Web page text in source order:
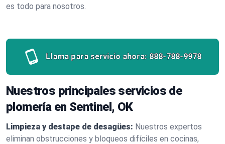
es todo para nosotros.
Llama para servicio ahora: 888-788-9978
Nuestros principales servicios de
plomería en Sentinel, OK
Limpieza y destape de desagües: Nuestros expertos
eliminan obstrucciones y bloqueos difíciles en cocinas,